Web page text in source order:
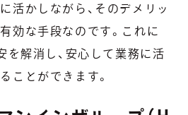
活かしながら、そのデメリッ
効な手段なのです。これに
を解消し、安心して業務に活
ことができます。